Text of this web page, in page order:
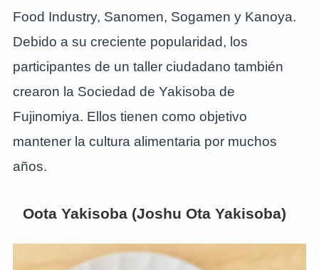
Food Industry, Sanomen, Sogamen y Kanoya.
Debido a su creciente popularidad, los
participantes de un taller ciudadano también
crearon la Sociedad de Yakisoba de
Fujinomiya. Ellos tienen como objetivo
mantener la cultura alimentaria por muchos
años.
Oota Yakisoba (Joshu Ota Yakisoba)